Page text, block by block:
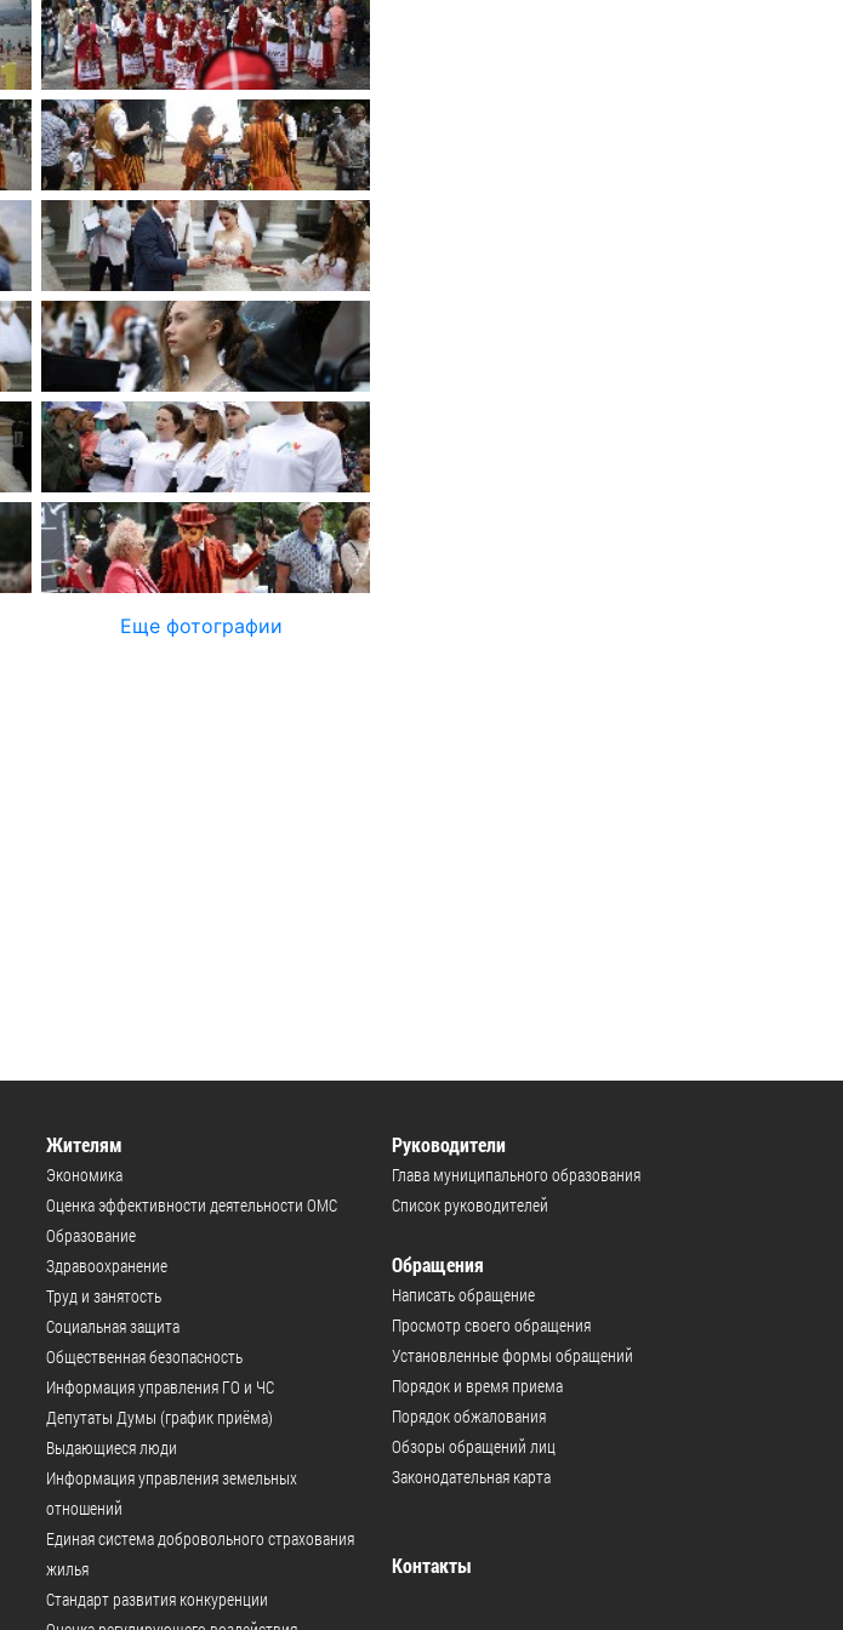
имуществе и обязательствах
имущественного характера
План работы и график сессий
ОБРАЩЕНИЯ
Написать обращение
Просмотр своего обращения
Установленные формы
обращений
Порядок и время приема
Порядок обжалования
Обзоры обращений лиц
Законодательная карта
Порядок оказания бесплатной
юридической помощи
Еще фотографии
Жителям
Экономика
Оценка эффективности деятельности ОМС
Образование
Здравоохранение
Труд и занятость
Социальная защита
Общественная безопасность
Информация управления ГО и ЧС
Депутаты Думы (график приёма)
Выдающиеся люди
Информация управления земельных
отношений
Единая система добровольного страхования
жилья
Стандарт развития конкуренции
Руководители
Глава муниципального образования
Список руководителей
Обращения
Написать обращение
Просмотр своего обращения
Установленные формы обращений
Порядок и время приема
Порядок обжалования
Обзоры обращений лиц
Законодательная карта
Контакты